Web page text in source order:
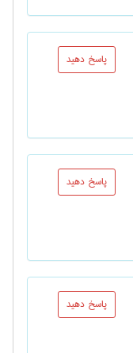
پاسخ دهید
پاسخ دهید
پاسخ دهید